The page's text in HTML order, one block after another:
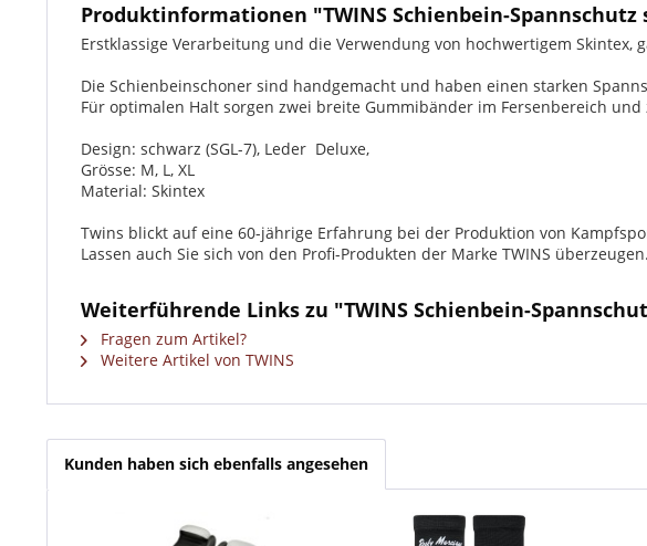
Produktinformationen "TWINS Schienbein-Spannschutz
Erstklassige Verarbeitung und die Verwendung von hochwertigem Skintex,
Die Schienbeinschoner sind handgemacht und haben einen starken
Für optimalen Halt sorgen zwei breite Gummibänder im Fersenbereich
Design: schwarz (SGL-7), Leder Deluxe,
Grösse: M, L, XL
Material: Skintex
Twins blickt auf eine 60-jährige Erfahrung bei der Produktion von
Lassen auch Sie sich von den Profi-Produkten der Marke TWINS überzeugen.
Weiterführende Links zu "TWINS Schienbein-
Fragen zum Artikel?
Weitere Artikel von TWINS
Kunden haben sich ebenfalls angesehen